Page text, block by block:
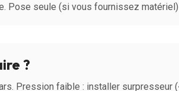
Pose seule (si vous fournissez matériel)
?
Pression faible : installer surpresseur